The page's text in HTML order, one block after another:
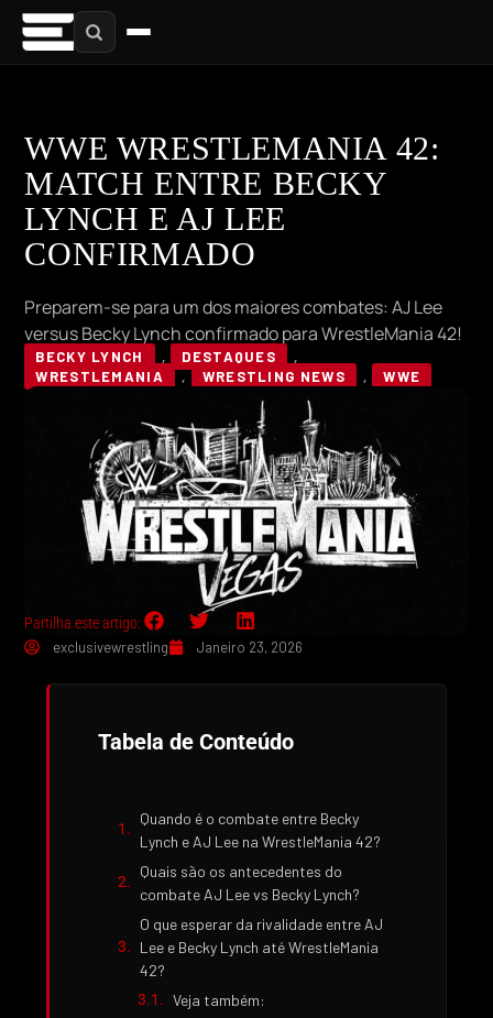
WWE WRESTLEMANIA 42:
MATCH ENTRE BECKY
LYNCH E AJ LEE
CONFIRMADO
Preparem-se para um dos maiores combates: AJ Lee
versus Becky Lynch confirmado para WrestleMania 42!
BECKY LYNCH , DESTAQUES
,
WRESTLEMANIA
, WRESTLING NEWS , WWE
Partilha este artigo:
exclusivewrestling
Janeiro 23, 2026
Tabela de Conteúdo
Quando é o combate entre Becky
Lynch e AJ Lee na WrestleMania 42?
Quais são os antecedentes do
combate AJ Lee vs Becky Lynch?
O que esperar da rivalidade entre AJ
Lee e Becky Lynch até WrestleMania
42?
Veja também: